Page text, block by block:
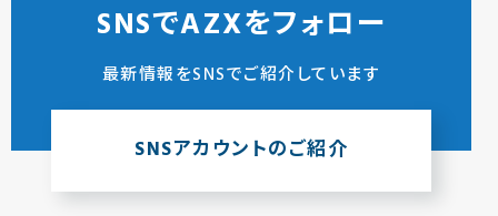
SNSでAZXをフォロー
最新情報をSNSでご紹介しています
SNSアカウントのご紹介